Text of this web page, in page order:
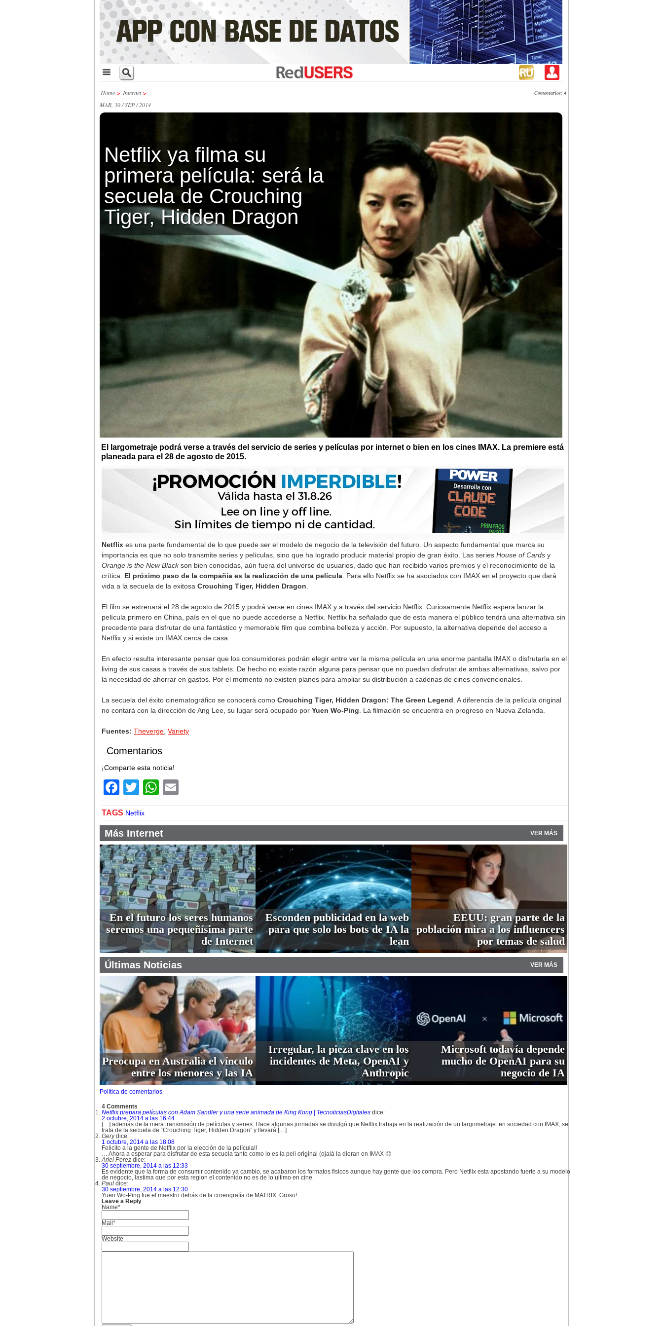
Home> Internet> Comentarios: 4
MAR, 30 / SEP / 2014
Netflix ya filma su
primera película: será la
secuela de Crouching
Tiger, Hidden Dragon
El largometraje podrá verse a través del servicio de series y películas por internet o bien en los cines IMAX. La premiere está
planeada para el 28 de agosto de 2015.
Netflix es una parte fundamental de lo que puede ser el modelo de negocio de la televisión del futuro. Un aspecto fundamental que marca su
importancia es que no solo transmite series y películas, sino que ha logrado producir material propio de gran éxito. Las series House of Cards y
Orange is the New Blackson bien conocidas, aún fuera del universo de usuarios, dado que han recibido varios premios y el reconocimiento de la
crítica. El próximo paso de la compañía es la realización de una película . Para ello Netflix se ha asociados con IMAX en el proyecto que dará
vida a la secuela de la exitosa Crouching Tiger, Hidden Dragon
El film se estrenará el 28 de agosto de 2015 y podrá verse en cines IMAX y a través del servicio Netflix. Curiosamente Netflix espera lanzar la
película primero en China, país en el que no puede accederse a Netflix. Netflix ha señalado que de esta manera el público tendrá una alternativa sin
precedente para disfrutar de una fantástico y memorable film que combina belleza y acción. Por supuesto, la alternativa depende del acceso a
Netflix y si existe un IMAX cerca de casa.
En efecto resulta interesante pensar que los consumidores podrán elegir entre ver la misma película en una enorme pantalla IMAX o disfrutarla en el
living de sus casas a través de sus tablets. De hecho no existe razón alguna para pensar que no puedan disfrutar de ambas alternativas, salvo por
la necesidad de ahorrar en gastos. Por el momento no existen planes para ampliar su distribución a cadenas de cines convencionales.
La secuela del éxito cinematográfico se conocerá como Crouching Tiger, Hidden Dragon: The Green Legend . A diferencia de la película original
no contará con la dirección de Ang Lee, su lugar será ocupado por Yuen Wo-Ping . La filmación se encuentra en progreso en Nueva Zelanda.
Fuentes: Theverge Variety
Comentarios
¡Comparte esta noticia!
Facebook
TwitterWhatsApp
TAGS Netflix
Más Internet VER MÁS
En el futuro los seres humanos
seremos una pequeñísima parte
de Internet
Esconden publicidad en la web
para que solo los bots de IA la
lean
EEUU: gran parte de la
población mira a los influencers
por temas de salud
Últimas Noticias VER MÁS
Preocupa en Australia el vínculo
entre los menores y las IA
Irregular, la pieza clave en los
incidentes de Meta, OpenAI y
Anthropic
Microsoft todavía depende
mucho de OpenAI para su
negocio de IA
Política de comentarios
4 Comments
Netflix prepara películas con Adam Sandler y una serie animada de King Kong | TecnoticiasDigitales dice:
2 octubre, 2014 a las 16:44
[…] además de la mera transmisión de películas y series. Hace algunas jornadas se divulgó que Netflix trabaja en la realización de un largometraje: en sociedad con IMAX, se
trata de la secuela de “Crouching Tiger, Hidden Dragon” y llevará […]
Gery dice:
1 octubre, 2014 a las 18:08
Felicito a la gente de Netflix por la elección de la película!!
… Ahora a esperar para disfrutar de esta secuela tanto como lo es la peli original (ojalá la dieran en IMAX 🙂
Ariel Perez dice:
30 septiembre, 2014 a las 12:33
Es evidente que la forma de consumir contenido ya cambio, se acabaron los formatos fisicos aunque hay gente que los compra. Pero Netflix esta apostando fuerte a su modelo
de negocio, lastima que por esta region el contenido no es de lo ultimo en cine.
Paul dice:
30 septiembre, 2014 a las 12:30
Yuen Wo-Ping fue el maestro detrás de la coreografía de MATRIX. Groso!
Leave a Reply
Name*
Mail*
Website